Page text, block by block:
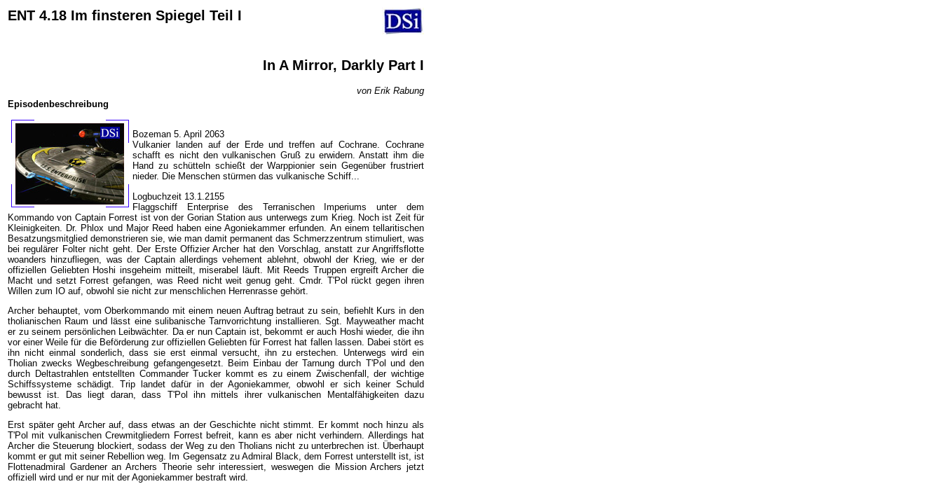
ENT 4.18 Im finsteren Spiegel Teil I
In A Mirror, Darkly Part I
von Erik Rabung
Episodenbeschreibung
Bozeman 5. April 2063
Vulkanier landen auf der Erde und treffen auf Cochrane. Cochrane
schafft es nicht den vulkanischen Gruß zu erwidern. Anstatt ihm die
Hand zu schütteln schießt der Warppionier sein Gegenüber frustriert
nieder. Die Menschen stürmen das vulkanische Schiff...
Logbuchzeit 13.1.2155
Flaggschiff Enterprise des Terranischen Imperiums unter dem
Kommando von Captain Forrest ist von der Gorian Station aus unterwegs zum Krieg. Noch ist Zeit für
Kleinigkeiten. Dr. Phlox und Major Reed haben eine Agoniekammer erfunden. An einem tellaritischen
Besatzungsmitglied demonstrieren sie, wie man damit permanent das Schmerzzentrum stimuliert, was
bei regulärer Folter nicht geht. Der Erste Offizier Archer hat den Vorschlag, anstatt zur Angriffsflotte
woanders hinzufliegen, was der Captain allerdings vehement ablehnt, obwohl der Krieg, wie er der
offiziellen Geliebten Hoshi insgeheim mitteilt, miserabel läuft. Mit Reeds Truppen ergreift Archer die
Macht und setzt Forrest gefangen, was Reed nicht weit genug geht. Cmdr. T'Pol rückt gegen ihren
Willen zum IO auf, obwohl sie nicht zur menschlichen Herrenrasse gehört.
Archer behauptet, vom Oberkommando mit einem neuen Auftrag betraut zu sein, befiehlt Kurs in den
tholianischen Raum und lässt eine sulibanische Tarnvorrichtung installieren. Sgt. Mayweather macht
er zu seinem persönlichen Leibwächter. Da er nun Captain ist, bekommt er auch Hoshi wieder, die ihn
vor einer Weile für die Beförderung zur offiziellen Geliebten für Forrest hat fallen lassen. Dabei stört es
ihn nicht einmal sonderlich, dass sie erst einmal versucht, ihn zu erstechen. Unterwegs wird ein
Tholian zwecks Wegbeschreibung gefangengesetzt. Beim Einbau der Tarnung durch T'Pol und den
durch Deltastrahlen entstellten Commander Tucker kommt es zu einem Zwischenfall, der wichtige
Schiffssysteme schädigt. Trip landet dafür in der Agoniekammer, obwohl er sich keiner Schuld
bewusst ist. Das liegt daran, dass T'Pol ihn mittels ihrer vulkanischen Mentalfähigkeiten dazu
gebracht hat.
Erst später geht Archer auf, dass etwas an der Geschichte nicht stimmt. Er kommt noch hinzu als
T'Pol mit vulkanischen Crewmitgliedern Forrest befreit, kann es aber nicht verhindern. Allerdings hat
Archer die Steuerung blockiert, sodass der Weg zu den Tholians nicht zu unterbrechen ist. Überhaupt
kommt er gut mit seiner Rebellion weg. Im Gegensatz zu Admiral Black, dem Forrest unterstellt ist, ist
Flottenadmiral Gardener an Archers Theorie sehr interessiert, weswegen die Mission Archers jetzt
offiziell wird und er nur mit der Agoniekammer bestraft wird.